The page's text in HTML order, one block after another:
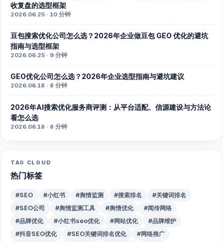
收复盘的选型框架
2026.06.25 · 10 分钟
豆包搜索优化公司怎么选？2026年企业做豆包 GEO 优化的避坑
指南与选型框架
2026.06.25 · 9 分钟
GEO优化公司怎么选？2026年企业选型指南与避坑建议
2026.06.18 · 8 分钟
2026年AI搜索优化服务商评测：从平台适配、信源建设与方法论
看怎么选
2026.06.18 · 8 分钟
TAG CLOUD
热门标签
#SEO #小红书 #舆情监测 #搜索排名
#关键词排名
#SEO公司
#舆情监测工具 #舆情优化
#闻传网络
#品牌优化
#小红书seo优化 #网站优化
#品牌维护
#抖音SEO优化
#SEO关键词排名优化
#网络推广